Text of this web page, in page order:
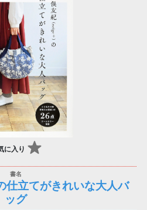
に入り
仕立てがきれいな大人バ
ッグ